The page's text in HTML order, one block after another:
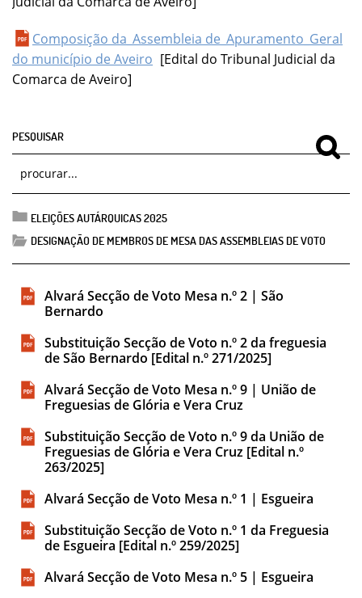
Composição da_Assembleia de_Apuramento_Geral
do município de Aveiro [Edital do Tribunal Judicial da
Comarca de Aveiro]
PESQUISAR
ELEIÇÕES AUTÁRQUICAS 2025
DESIGNAÇÃO DE MEMBROS DE MESA DAS ASSEMBLEIAS DE VOTO
Alvará Secção de Voto Mesa n.º 2 | São
Bernardo
Substituição Secção de Voto n.º 2 da freguesia
de São Bernardo [Edital n.º 271/2025]
Alvará Secção de Voto Mesa n.º 9 | União de
Freguesias de Glória e Vera Cruz
Substituição Secção de Voto n.º 9 da União de
Freguesias de Glória e Vera Cruz [Edital n.º
263/2025]
Alvará Secção de Voto Mesa n.º 1 | Esgueira
Substituição Secção de Voto n.º 1 da Freguesia
de Esgueira [Edital n.º 259/2025]
Alvará Secção de Voto Mesa n.º 5 | Esgueira